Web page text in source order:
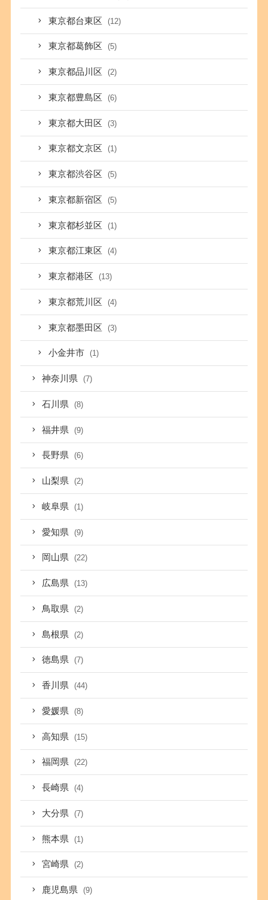
東京都台東区 (12)
東京都葛飾区 (5)
東京都品川区 (2)
東京都豊島区 (6)
東京都大田区 (3)
東京都文京区 (1)
東京都渋谷区 (5)
東京都新宿区 (5)
東京都杉並区 (1)
東京都江東区 (4)
東京都港区 (13)
東京都荒川区 (4)
東京都墨田区 (3)
小金井市 (1)
神奈川県 (7)
石川県 (8)
福井県 (9)
長野県 (6)
山梨県 (2)
岐阜県 (1)
愛知県 (9)
岡山県 (22)
広島県 (13)
鳥取県 (2)
島根県 (2)
徳島県 (7)
香川県 (44)
愛媛県 (8)
高知県 (15)
福岡県 (22)
長崎県 (4)
大分県 (7)
熊本県 (1)
宮崎県 (2)
鹿児島県 (9)